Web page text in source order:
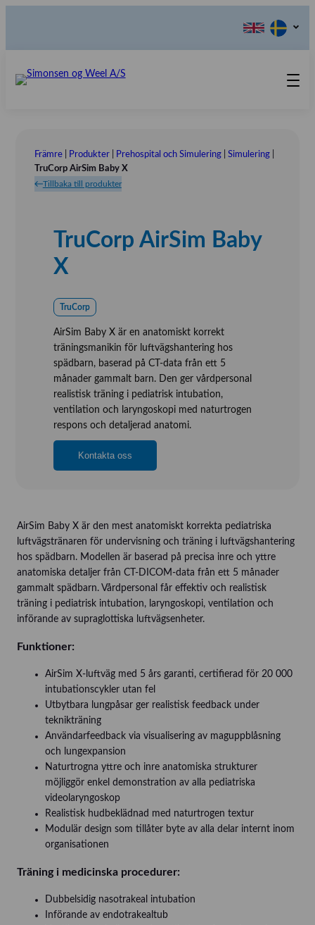
Kontakta oss
Våra värderingar
Om oss
Utställningar
Främre| Produkter| Prehospital och Simulering| Simulering|
TruCorp AirSim Baby X
Tillbaka till produkter
TruCorp AirSim Baby
X
TruCorp
AirSim Baby X är en anatomiskt korrekt
träningsmanikin för luftvägshantering hos
spädbarn, baserad på CT-data från ett 5
månader gammalt barn. Den ger vårdpersonal
realistisk träning i pediatrisk intubation,
ventilation och laryngoskopi med naturtrogen
respons och detaljerad anatomi.
Kontakta oss
AirSim Baby X är den mest anatomiskt korrekta pediatriska
luftvägstränaren för undervisning och träning i luftvägshantering
hos spädbarn. Modellen är baserad på precisa inre och yttre
anatomiska detaljer från CT-DICOM-data från ett 5 månader
gammalt spädbarn. Vårdpersonal får effektiv och realistisk
träning i pediatrisk intubation, laryngoskopi, ventilation och
införande av supraglottiska luftvägsenheter.
Funktioner:
AirSim X-luftväg med 5 års garanti, certifierad för 20 000
intubationscykler utan fel
Utbytbara lungpåsar ger realistisk feedback under
teknikträning
Användarfeedback via visualisering av maguppblåsning
och lungexpansion
Naturtrogna yttre och inre anatomiska strukturer
möjliggör enkel demonstration av alla pediatriska
videolaryngoskop
Realistisk hudbeklädnad med naturtrogen textur
Modulär design som tillåter byte av alla delar internt inom
organisationen
Träning i medicinska procedurer:
Dubbelsidig nasotrakeal intubation
Införande av endotrakealtub